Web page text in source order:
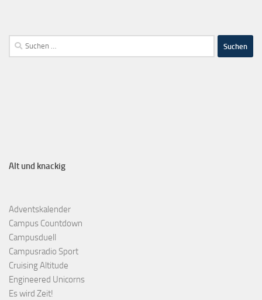
Alt und knackig
Adventskalender
Campus Countdown
Campusduell
Campusradio Sport
Cruising Altitude
Engineered Unicorns
Es wird Zeit!